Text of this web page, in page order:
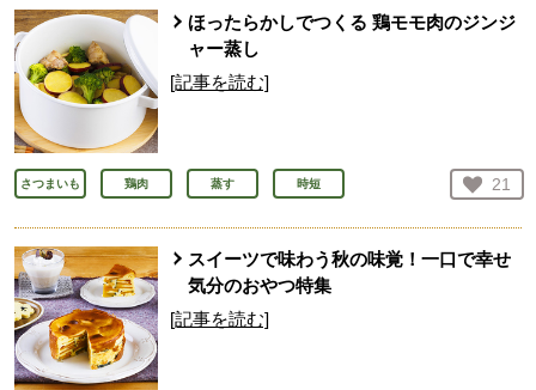
ほったらかしでつくる 鶏モモ肉のジンジ
ャー蒸し
[記事を読む]
さつまいも 鶏肉 蒸す 時短 お気
21
人
スイーツで味わう秋の味覚！一口で幸せ
気分のおやつ特集
[記事を読む]